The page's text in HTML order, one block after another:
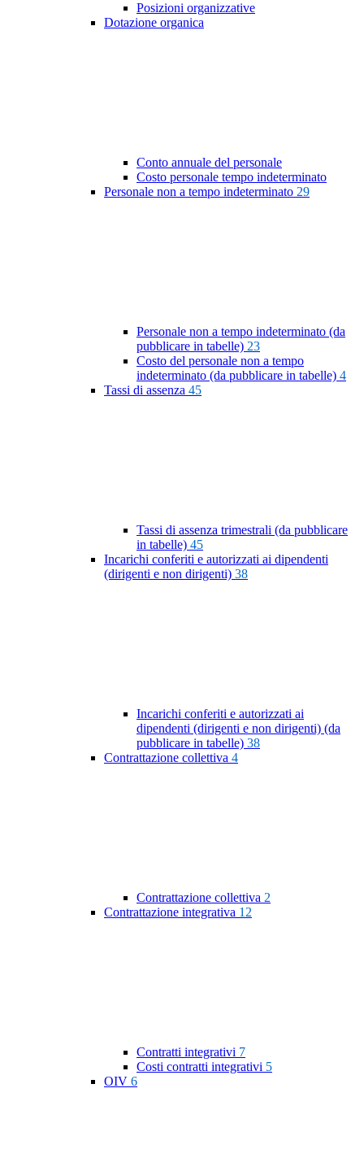
Posizioni organizzative
Dotazione organica
Conto annuale del personale
Costo personale tempo indeterminato
Personale non a tempo indeterminato 29
Personale non a tempo indeterminato (da
pubblicare in tabelle) 23
Costo del personale non a tempo
indeterminato (da pubblicare in tabelle) 4
Tassi di assenza 45
Tassi di assenza trimestrali (da pubblicare
in tabelle) 45
Incarichi conferiti e autorizzati ai dipendenti
(dirigenti e non dirigenti) 38
Incarichi conferiti e autorizzati ai
dipendenti (dirigenti e non dirigenti) (da
pubblicare in tabelle) 38
Contrattazione collettiva 4
Contrattazione collettiva 2
Contrattazione integrativa 12
Contratti integrativi 7
Costi contratti integrativi 5
OIV 6